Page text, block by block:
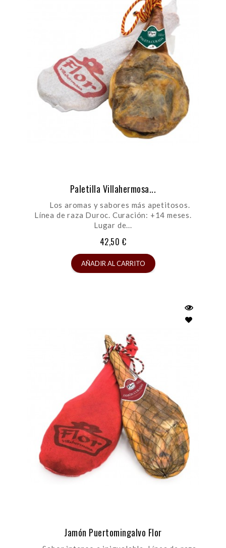
Paletilla Villahermosa...
Los aromas y sabores más apetitosos.
Línea de raza Duroc. Curación: +14 meses.
Lugar de...
42,50 €
AÑADIR AL CARRITO
Jamón Puertomingalvo Flor